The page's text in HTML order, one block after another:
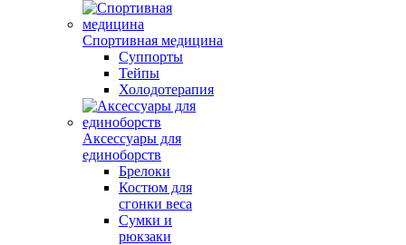
Спортивная медицина
Суппорты
Тейпы
Холодотерапия
Аксессуары для
единоборств
Брелоки
Костюм для
сгонки веса
Сумки и
рюкзаки